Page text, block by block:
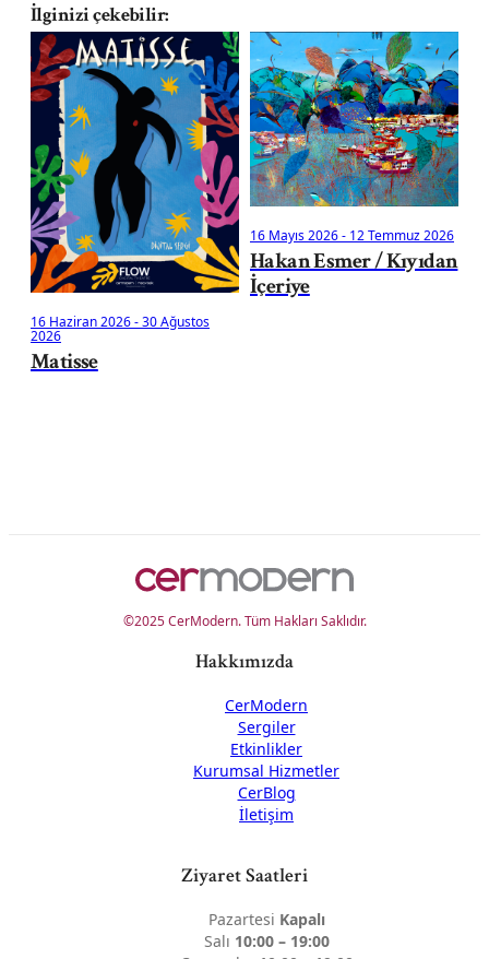
İlginizi çekebilir:
16 Haziran 2026-30 Ağustos
2026
Matisse
16 Mayıs 2026- 12 Temmuz 2026
Hakan Esmer / Kıyıdan
İçeriye
©2025 CerModern. Tüm Hakları Saklıdır.
Hakkımızda
CerModern
Sergiler
Etkinlikler
Kurumsal Hizmetler
CerBlog
İletişim
Ziyaret Saatleri
Pazartesi Kapalı
Salı 10:00 – 19:00